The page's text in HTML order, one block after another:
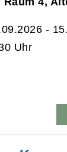
-
Uhr